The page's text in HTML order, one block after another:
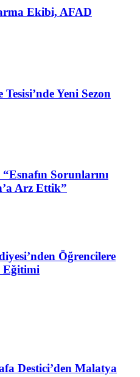
Ekibi, AFAD
Yeni Sezon
Sorunlarını
Arz Ettik”
Öğrencilere
Eğitimi
Destici’den Malatya